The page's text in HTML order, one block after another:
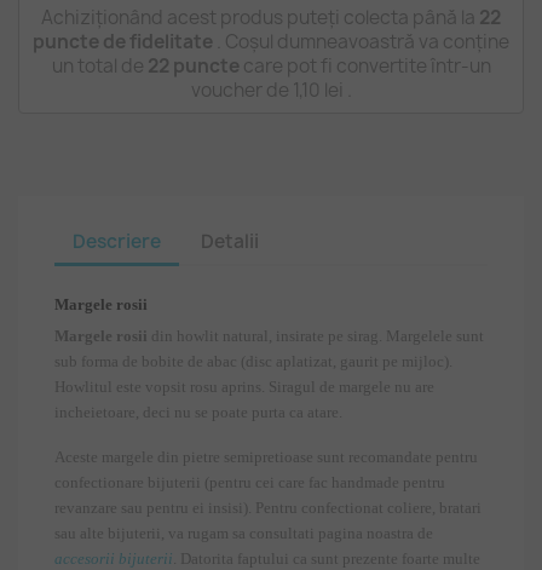
Achiziționând acest produs puteți colecta până la 22
puncte de fidelitate . Coșul dumneavoastră va conține
un total de 22 puncte care pot fi convertite într-un
voucher de 1,10 lei
Descriere Detalii
Margele rosii
Margele rosii din howlit natural, insirate pe sirag. Margelele sunt
sub forma de bobite de abac (disc aplatizat, gaurit pe mijloc).
Howlitul este vopsit rosu aprins. Siragul de margele nu are
incheietoare, deci nu se poate purta ca atare.
Aceste margele din pietre semipretioase sunt recomandate pentru
confectionare bijuterii (pentru cei care fac handmade pentru
revanzare sau pentru ei insisi). Pentru confectionat coliere, bratari
sau alte bijuterii, va rugam sa consultati pagina noastra de
accesorii bijuterii . Datorita faptului ca sunt prezente foarte multe